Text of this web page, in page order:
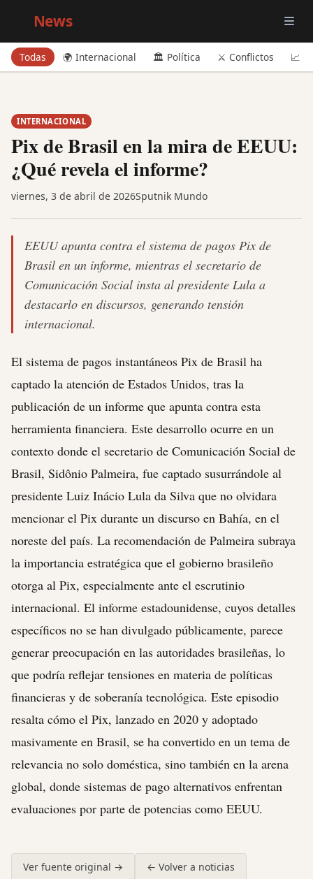
News
Todas 🌍 Internacional 🏛️ Política ⚔️ Conflictos 📈
INTERNACIONAL
Pix de Brasil en la mira de EEUU:
¿Qué revela el informe?
viernes, 3 de abril de 2026Sputnik Mundo
EEUU apunta contra el sistema de pagos Pix de
Brasil en un informe, mientras el secretario de
Comunicación Social insta al presidente Lula a
destacarlo en discursos, generando tensión
internacional.
El sistema de pagos instantáneos Pix de Brasil ha
captado la atención de Estados Unidos, tras la
publicación de un informe que apunta contra esta
herramienta financiera. Este desarrollo ocurre en un
contexto donde el secretario de Comunicación Social de
Brasil, Sidônio Palmeira, fue captado susurrándole al
presidente Luiz Inácio Lula da Silva que no olvidara
mencionar el Pix durante un discurso en Bahía, en el
noreste del país. La recomendación de Palmeira subraya
la importancia estratégica que el gobierno brasileño
otorga al Pix, especialmente ante el escrutinio
internacional. El informe estadounidense, cuyos detalles
específicos no se han divulgado públicamente, parece
generar preocupación en las autoridades brasileñas, lo
que podría reflejar tensiones en materia de políticas
financieras y de soberanía tecnológica. Este episodio
resalta cómo el Pix, lanzado en 2020 y adoptado
masivamente en Brasil, se ha convertido en un tema de
relevancia no solo doméstica, sino también en la arena
global, donde sistemas de pago alternativos enfrentan
evaluaciones por parte de potencias como EEUU.
Ver fuente original → ← Volver a noticias